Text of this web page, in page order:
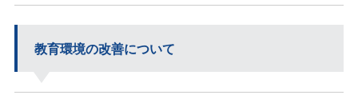
教育環境の改善について